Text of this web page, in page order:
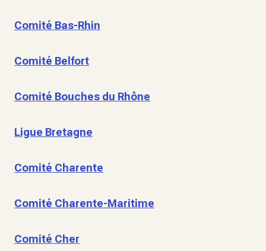
Comité Bas-Rhin
Comité Belfort
Comité Bouches du Rhône
Ligue Bretagne
Comité Charente
Comité Charente-Maritime
Comité Cher